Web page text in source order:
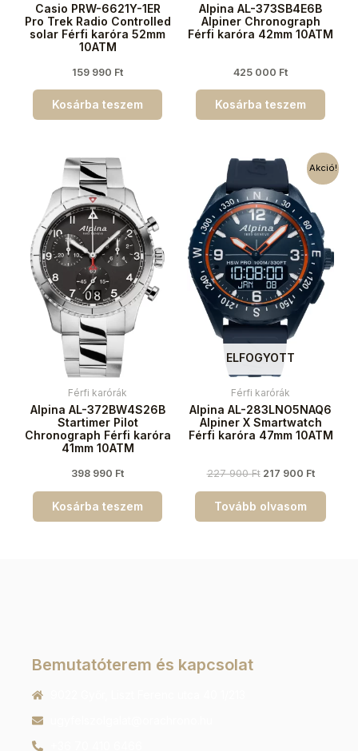
Casio PRW-6621Y-1ER
Pro Trek Radio Controlled
solar Férfi karóra 52mm
10ATM
159 990 Ft
Kosárba teszem
Alpina AL-373SB4E6B
Alpiner Chronograph
Férfi karóra 42mm 10ATM
425 000 Ft
Kosárba teszem
Férfi karórák
Alpina AL-372BW4S26B
Startimer Pilot
Chronograph Férfi karóra
41mm 10ATM
398 990 Ft
Kosárba teszem
Akció!
ELFOGYOTT
Férfi karórák
Alpina AL-283LNO5NAQ6
Alpiner X Smartwatch
Férfi karóra 47mm 10ATM
227 900Ft 217 900 Ft
Tovább olvasom
Bemutatóterem és kapcsolat